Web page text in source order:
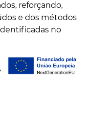
reforçando,
e dos métodos
no